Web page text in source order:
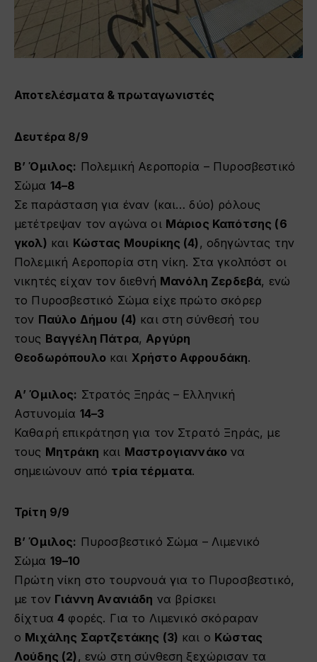
Αποτελέσματα & πρωταγωνιστές
Δευτέρα 8/9
Β’ Όμιλος: Πολεμική Αεροπορία – Πυροσβεστικό
Σώμα 14–8
Σε παράσταση για έναν (και… δύο) ρόλους
μετέτρεψαν τον αγώνα οι Μάριος Καπότσης (6
γκολ) και Κώστας Μουρίκης (4), οδηγώντας την
Πολεμική Αεροπορία στη νίκη. Στα γκολπόστ οι
νικητές είχαν τον διεθνή Μανόλη Ζερδεβά, ενώ
το Πυροσβεστικό Σώμα είχε πρώτο σκόρερ
τον Παύλο Δήμου (4) και στη σύνθεσή του
τους Βαγγέλη Πάτρα,Αργύρη
Θεοδωρόπουλοκαι Χρήστο Αφρουδάκη.
Α’ Όμιλος: Στρατός Ξηράς – Ελληνική
Αστυνομία 14–3
Καθαρή επικράτηση για τον Στρατό Ξηράς, με
τους Μητράκη και Μαστρογιαννάκονα
σημειώνουν από τρία τέρματα.
Τρίτη 9/9
Β’ Όμιλος: Πυροσβεστικό Σώμα – Λιμενικό
Σώμα 19–10
Πρώτη νίκη στο τουρνουά για το Πυροσβεστικό,
με τον Γιάννη Ανανιάδη να βρίσκει
δίχτυα4 φορές. Για το Λιμενικό σκόραραν
ο Μιχάλης Σαρτζετάκης (3) και ο Κώστας
Λούδης (2), ενώ στη σύνθεση ξεχώρισαν τα